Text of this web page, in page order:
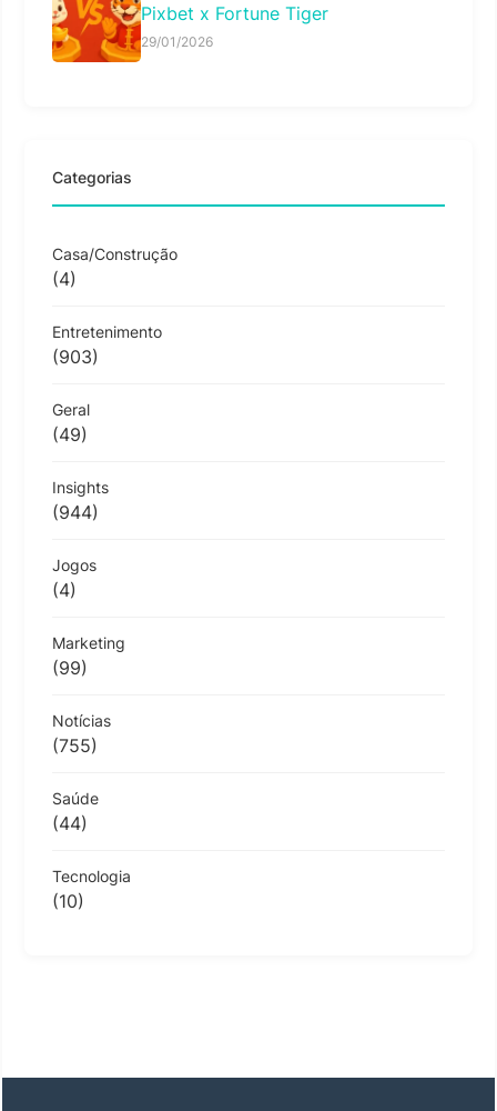
Pixbet x Fortune Tiger
29/01/2026
Categorias
Casa/Construção
(4)
Entretenimento
(903)
Geral
(49)
Insights
(944)
Jogos
(4)
Marketing
(99)
Notícias
(755)
Saúde
(44)
Tecnologia
(10)